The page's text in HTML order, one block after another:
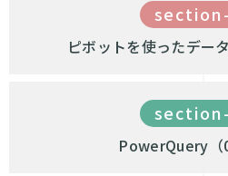
ピボットを使ったデー
PowerQuery（